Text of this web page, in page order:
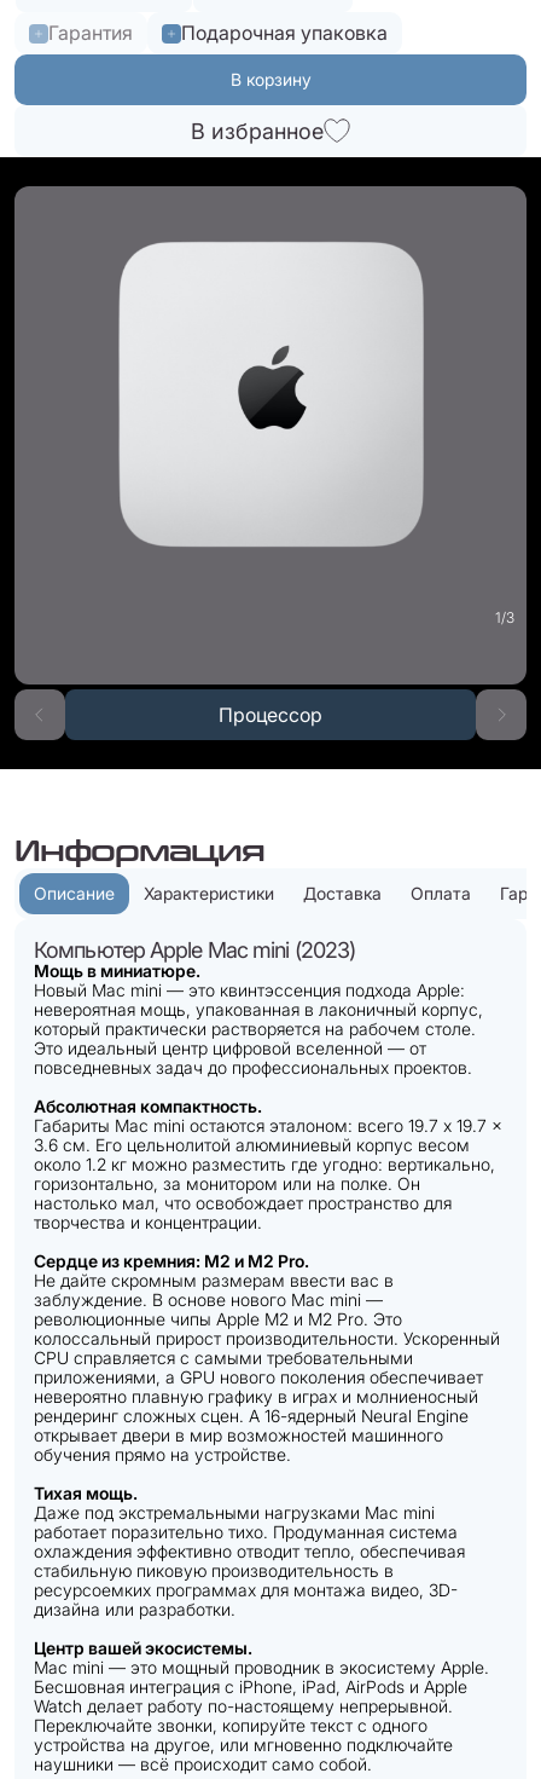
Гарантия Подарочная упаковка
В корзину
В избранное
1/3
Процессор
Информация
Описание Характеристики Доставка Оплата
Компьютер Apple Mac mini (2023)
Мощь в миниатюре.
Новый Mac mini — это квинтэссенция подхода Apple:
невероятная мощь, упакованная в лаконичный корпус,
который практически растворяется на рабочем столе.
Это идеальный центр цифровой вселенной — от
повседневных задач до профессиональных проектов.
Абсолютная компактность.
Габариты Mac mini остаются эталоном: всего 19.7 x 19.7 x
3.6 см. Его цельнолитой алюминиевый корпус весом
около 1.2 кг можно разместить где угодно: вертикально,
горизонтально, за монитором или на полке. Он
настолько мал, что освобождает пространство для
творчества и концентрации.
Сердце из кремния: M2 и M2 Pro.
Не дайте скромным размерам ввести вас в
заблуждение. В основе нового Mac mini —
революционные чипы Apple M2 и M2 Pro. Это
колоссальный прирост производительности. Ускоренный
CPU справляется с самыми требовательными
приложениями, а GPU нового поколения обеспечивает
невероятно плавную графику в играх и молниеносный
рендеринг сложных сцен. А 16-ядерный Neural Engine
открывает двери в мир возможностей машинного
обучения прямо на устройстве.
Тихая мощь.
Даже под экстремальными нагрузками Mac mini
работает поразительно тихо. Продуманная система
охлаждения эффективно отводит тепло, обеспечивая
стабильную пиковую производительность в
ресурсоемких программах для монтажа видео, 3D-
дизайна или разработки.
Центр вашей экосистемы.
Mac mini — это мощный проводник в экосистему Apple.
Бесшовная интеграция с iPhone, iPad, AirPods и Apple
Watch делает работу по-настоящему непрерывной.
Переключайте звонки, копируйте текст с одного
устройства на другое, или мгновенно подключайте
наушники — всё происходит само собой.